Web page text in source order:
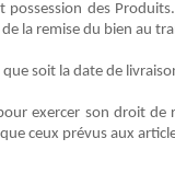
des Produits
la remise du bien au
soit la date de
exercer son droit de
ceux prévus aux